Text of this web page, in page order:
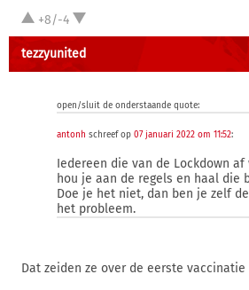
+8/-4
tezzyunited
open/sluit de onderstaande quote:
antonh schreef op 07 januari 2022 om 11:52:
Iedereen die van de Lockdown af
hou je aan de regels en haal die
Doe je het niet, dan ben je zelf
het probleem.
Dat zeiden ze over de eerste vaccinatie